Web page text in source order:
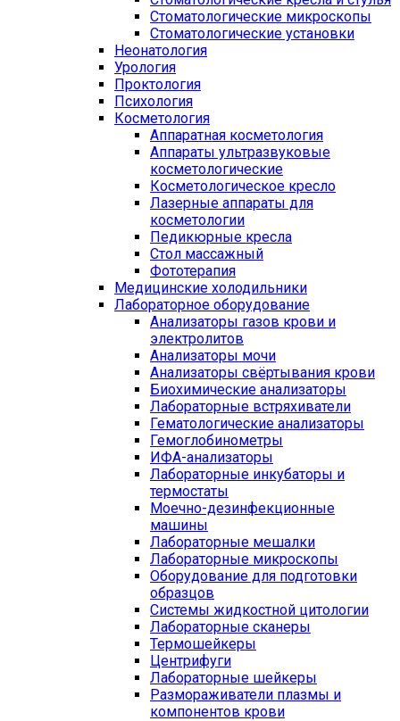
Стоматологические микроскопы
Стоматологические установки
Неонатология
Урология
Проктология
Психология
Косметология
Аппаратная косметология
Аппараты ультразвуковые
косметологические
Косметологическое кресло
Лазерные аппараты для
косметологии
Педикюрные кресла
Стол массажный
Фототерапия
Медицинские холодильники
Лабораторное оборудование
Анализаторы газов крови и
электролитов
Анализаторы мочи
Анализаторы свёртывания крови
Биохимические анализаторы
Лабораторные встряхиватели
Гематологические анализаторы
Гемоглобинометры
ИФА-анализаторы
Лабораторные инкубаторы и
термостаты
Моечно-дезинфекционные
машины
Лабораторные мешалки
Лабораторные микроскопы
Оборудование для подготовки
образцов
Системы жидкостной цитологии
Лабораторные сканеры
Термошейкеры
Центрифуги
Лабораторные шейкеры
Размораживатели плазмы и
компонентов крови